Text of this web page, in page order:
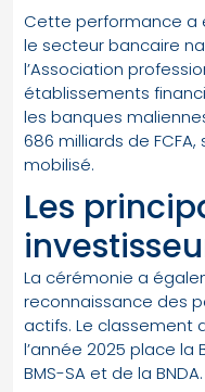
Cette performance a
le secteur bancaire
l’Association
établissements
les banques
686 milliards de
mobilisé.
Les
La cérémonie a
reconnaissance des
actifs. Le classement
l’année 2025 place la
BMS-SA et de la BNDA.